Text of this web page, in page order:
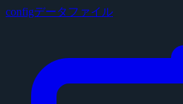
configデータファイル